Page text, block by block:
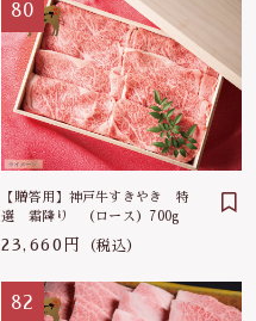
80
【贈答用】神戸牛すきやき 特
選 霜降り （ロース）700g
23,660円 （税込）
82